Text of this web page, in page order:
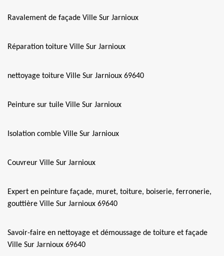
Ravalement de façade Ville Sur Jarnioux
Réparation toiture Ville Sur Jarnioux
nettoyage toiture Ville Sur Jarnioux 69640
Peinture sur tuile Ville Sur Jarnioux
Isolation comble Ville Sur Jarnioux
Couvreur Ville Sur Jarnioux
Expert en peinture façade, muret, toiture, boiserie, ferronerie,
gouttière Ville Sur Jarnioux 69640
Savoir-faire en nettoyage et démoussage de toiture et façade
Ville Sur Jarnioux 69640